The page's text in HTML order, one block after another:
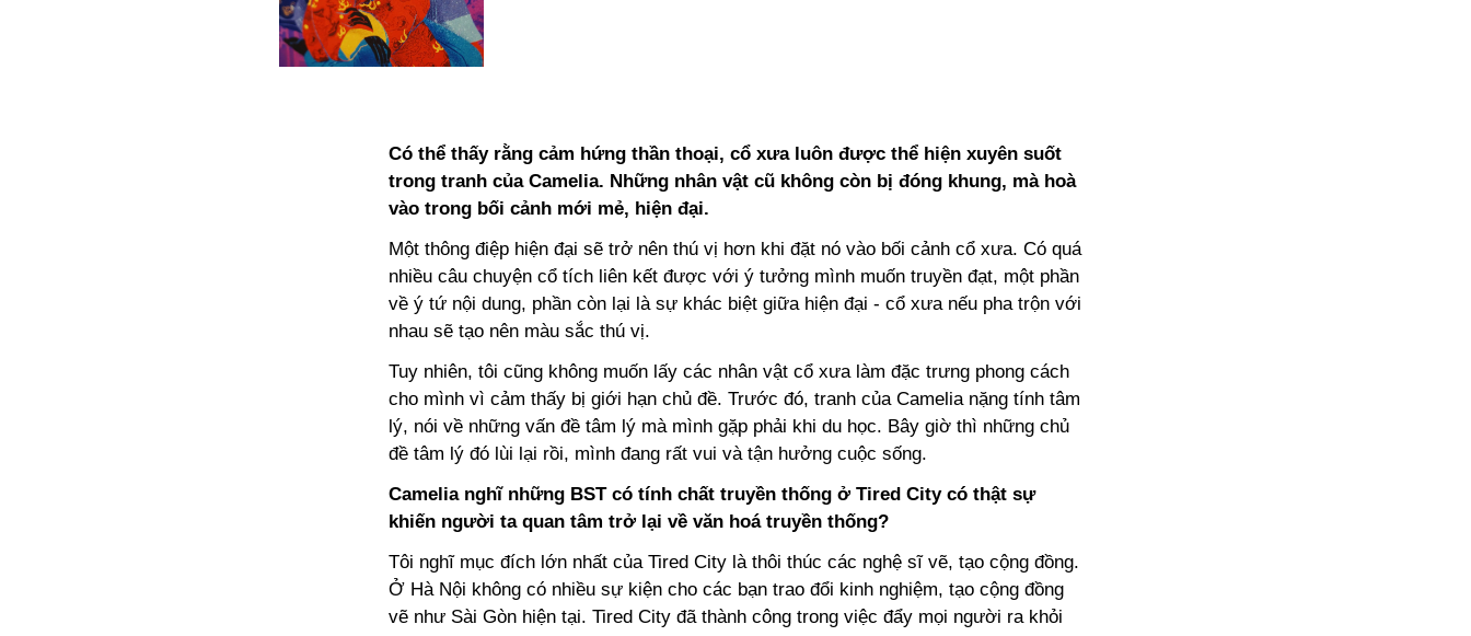
Có thể thấy rằng cảm hứng thần thoại, cổ xưa luôn được thể hiện xuyên suốt
trong tranh của Camelia. Những nhân vật cũ không còn bị đóng khung, mà hoà
vào trong bối cảnh mới mẻ, hiện đại.
Một thông điệp hiện đại sẽ trở nên thú vị hơn khi đặt nó vào bối cảnh cổ xưa. Có quá
nhiều câu chuyện cổ tích liên kết được với ý tưởng mình muốn truyền đạt, một phần
về ý tứ nội dung, phần còn lại là sự khác biệt giữa hiện đại - cổ xưa nếu pha trộn với
nhau sẽ tạo nên màu sắc thú vị.
Tuy nhiên, tôi cũng không muốn lấy các nhân vật cổ xưa làm đặc trưng phong cách
cho mình vì cảm thấy bị giới hạn chủ đề. Trước đó, tranh của Camelia nặng tính tâm
lý, nói về những vấn đề tâm lý mà mình gặp phải khi du học. Bây giờ thì những chủ
đề tâm lý đó lùi lại rồi, mình đang rất vui và tận hưởng cuộc sống.
Camelia nghĩ những BST có tính chất truyền thống ở Tired City có thật sự
khiến người ta quan tâm trở lại về văn hoá truyền thống?
Tôi nghĩ mục đích lớn nhất của Tired City là thôi thúc các nghệ sĩ vẽ, tạo cộng đồng.
Ở Hà Nội không có nhiều sự kiện cho các bạn trao đổi kinh nghiệm, tạo cộng đồng
vẽ như Sài Gòn hiện tại. Tired City đã thành công trong việc đẩy mọi người ra khỏi